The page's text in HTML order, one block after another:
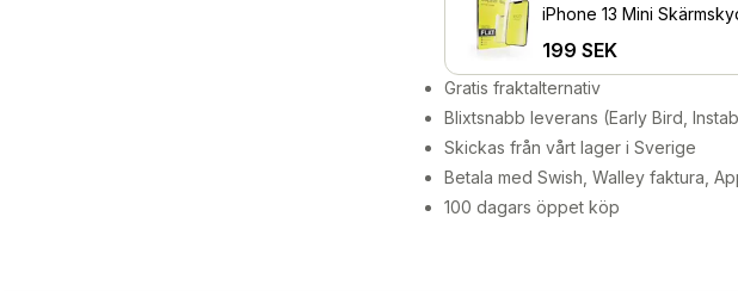
iPhone 13 Mini
199 SEK
Gratis fraktalternativ
Blixtsnabb leverans (Early Bird,
Skickas från vårt lager i Sverige
Betala med Swish, Walley faktura,
100 dagars öppet köp